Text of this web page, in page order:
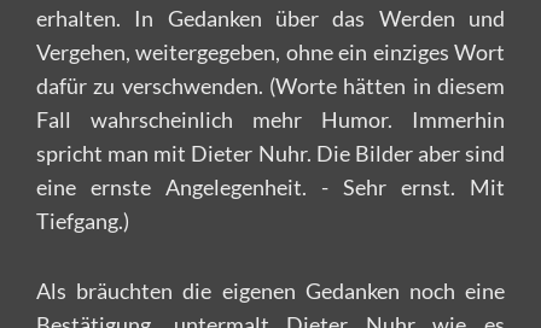
erhalten. In Gedanken über das Werden und
Vergehen, weitergegeben, ohne ein einziges Wort
dafür zu verschwenden. (Worte hätten in diesem
Fall wahrscheinlich mehr Humor. Immerhin
spricht man mit Dieter Nuhr. Die Bilder aber sind
eine ernste Angelegenheit. - Sehr ernst. Mit
Tiefgang.)
Als bräuchten die eigenen Gedanken noch eine